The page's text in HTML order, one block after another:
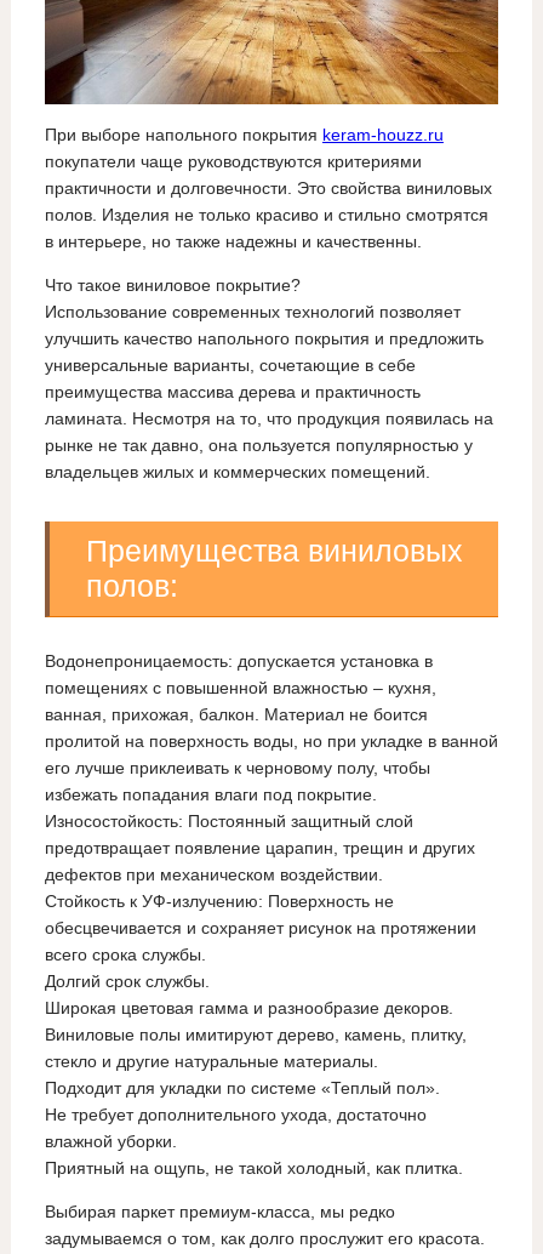
При выборе напольного покрытия keram-houzz.ru
покупатели чаще руководствуются критериями
практичности и долговечности. Это свойства виниловых
полов. Изделия не только красиво и стильно смотрятся
в интерьере, но также надежны и качественны.
Что такое виниловое покрытие?
Использование современных технологий позволяет
улучшить качество напольного покрытия и предложить
универсальные варианты, сочетающие в себе
преимущества массива дерева и практичность
ламината. Несмотря на то, что продукция появилась на
рынке не так давно, она пользуется популярностью у
владельцев жилых и коммерческих помещений.
Преимущества виниловых
полов:
Водонепроницаемость: допускается установка в
помещениях с повышенной влажностью – кухня,
ванная, прихожая, балкон. Материал не боится
пролитой на поверхность воды, но при укладке в ванной
его лучше приклеивать к черновому полу, чтобы
избежать попадания влаги под покрытие.
Износостойкость: Постоянный защитный слой
предотвращает появление царапин, трещин и других
дефектов при механическом воздействии.
Стойкость к УФ-излучению: Поверхность не
обесцвечивается и сохраняет рисунок на протяжении
всего срока службы.
Долгий срок службы.
Широкая цветовая гамма и разнообразие декоров.
Виниловые полы имитируют дерево, камень, плитку,
стекло и другие натуральные материалы.
Подходит для укладки по системе «Теплый пол».
Не требует дополнительного ухода, достаточно
влажной уборки.
Приятный на ощупь, не такой холодный, как плитка.
Выбирая паркет премиум-класса, мы редко
задумываемся о том, как долго прослужит его красота.